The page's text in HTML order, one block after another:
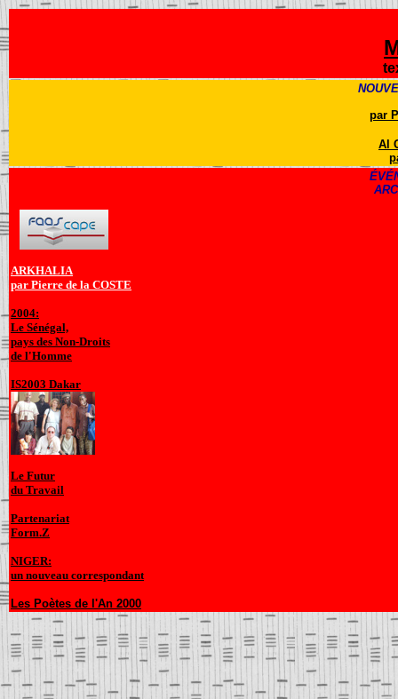
par
Al
ARKHALIA
par Pierre de la COSTE
2004:
Le Sénégal,
pays des Non-Droits
de l'Homme
IS2003 Dakar
Le Futur
du Travail
Partenariat
Form.Z
NIGER:
un nouveau correspondant
Les Poètes de l'An 2000